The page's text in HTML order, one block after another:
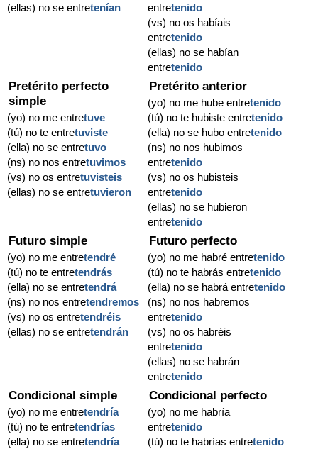
(ellas) no se entretenían
entretenido
(vs) no os habíais
entretenido
(ellas) no se habían
entretenido
Pretérito perfecto
simple
(yo) no me entretuve
(tú) no te entretuviste
(ella) no se entretuvo
(ns) no nos entretuvimos
(vs) no os entretuvisteis
(ellas) no se entretuvieron
Pretérito anterior
(yo) no me hube entretenido
(tú) no te hubiste entretenido
(ella) no se hubo entretenido
(ns) no nos hubimos
entretenido
(vs) no os hubisteis
entretenido
(ellas) no se hubieron
entretenido
Futuro simple
(yo) no me entretendré
(tú) no te entretendrás
(ella) no se entretendrá
(ns) no nos entretendremos
(vs) no os entretendréis
(ellas) no se entretendrán
Futuro perfecto
(yo) no me habré entretenido
(tú) no te habrás entretenido
(ella) no se habrá entretenido
(ns) no nos habremos
entretenido
(vs) no os habréis
entretenido
(ellas) no se habrán
entretenido
Condicional simple
(yo) no me entretendría
(tú) no te entretendrías
(ella) no se entretendría
Condicional perfecto
(yo) no me habría
entretenido
(tú) no te habrías entretenido